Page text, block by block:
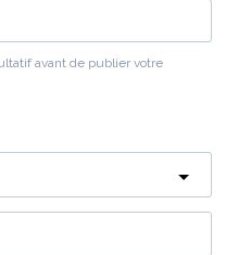
avant de publier votre